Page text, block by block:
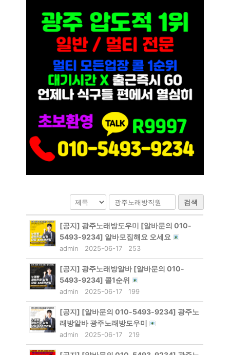
검색
[공지] 광주노래방도우미 [알바문의 010-
5493-9234] 알바모집해요 오세요
admin 2025-06-17 253
[공지] 광주노래방알바 [알바문의 010-
5493-9234] 콜1순위
admin 2025-06-17 199
[공지] [알바문의 010-5493-9234] 광주노
래방알바 광주노래방도우미
admin 2025-06-17 219